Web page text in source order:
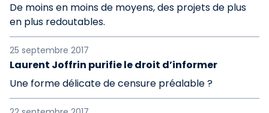
De moins en moins de moyens, des projets de plus
en plus redoutables.
25 septembre 2017
Laurent Joffrin purifie le droit d’informer
Une forme délicate de censure préalable ?